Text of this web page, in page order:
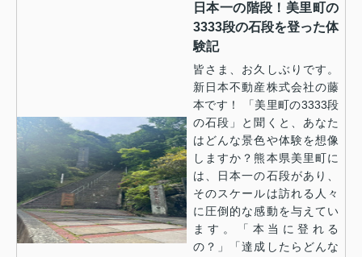
日本一の階段！美里町の
3333段の石段を登った体
験記
皆さま、お久しぶりです。
新日本不動産株式会社の藤
本です！ 「美里町の3333段
の石段」と聞くと、あなた
はどんな景色や体験を想像
しますか？熊本県美里町に
は、日本一の石段があり、
そのスケールは訪れる人々
に圧倒的な感動を与えてい
ます。「本当に登れる
の？」「達成したらどんな